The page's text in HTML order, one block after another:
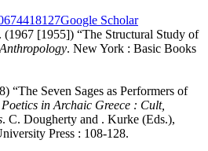
Google Scholar
[1955]) “The Structural Study of
. New York : Basic Books
“The Seven Sages as Performers of
in Archaic Greece : Cult,
. C. Dougherty and . Kurke (Eds.),
Press : 108-128.